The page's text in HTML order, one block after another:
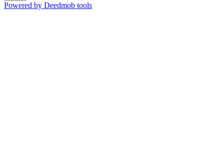
Powered by Deedmob tools